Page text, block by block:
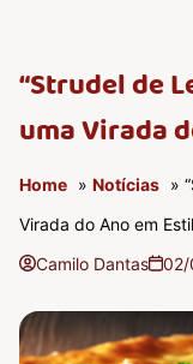
“Strudel de
uma Virada
Home » Notícias »
Virada do Ano em
Camilo Dantas
02/